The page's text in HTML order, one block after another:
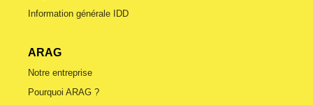
Information générale IDD
ARAG
Notre entreprise
Pourquoi ARAG ?